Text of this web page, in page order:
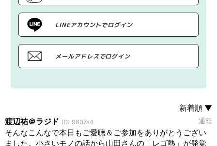
LINEアカウントでログイン
メールアドレスでログイン